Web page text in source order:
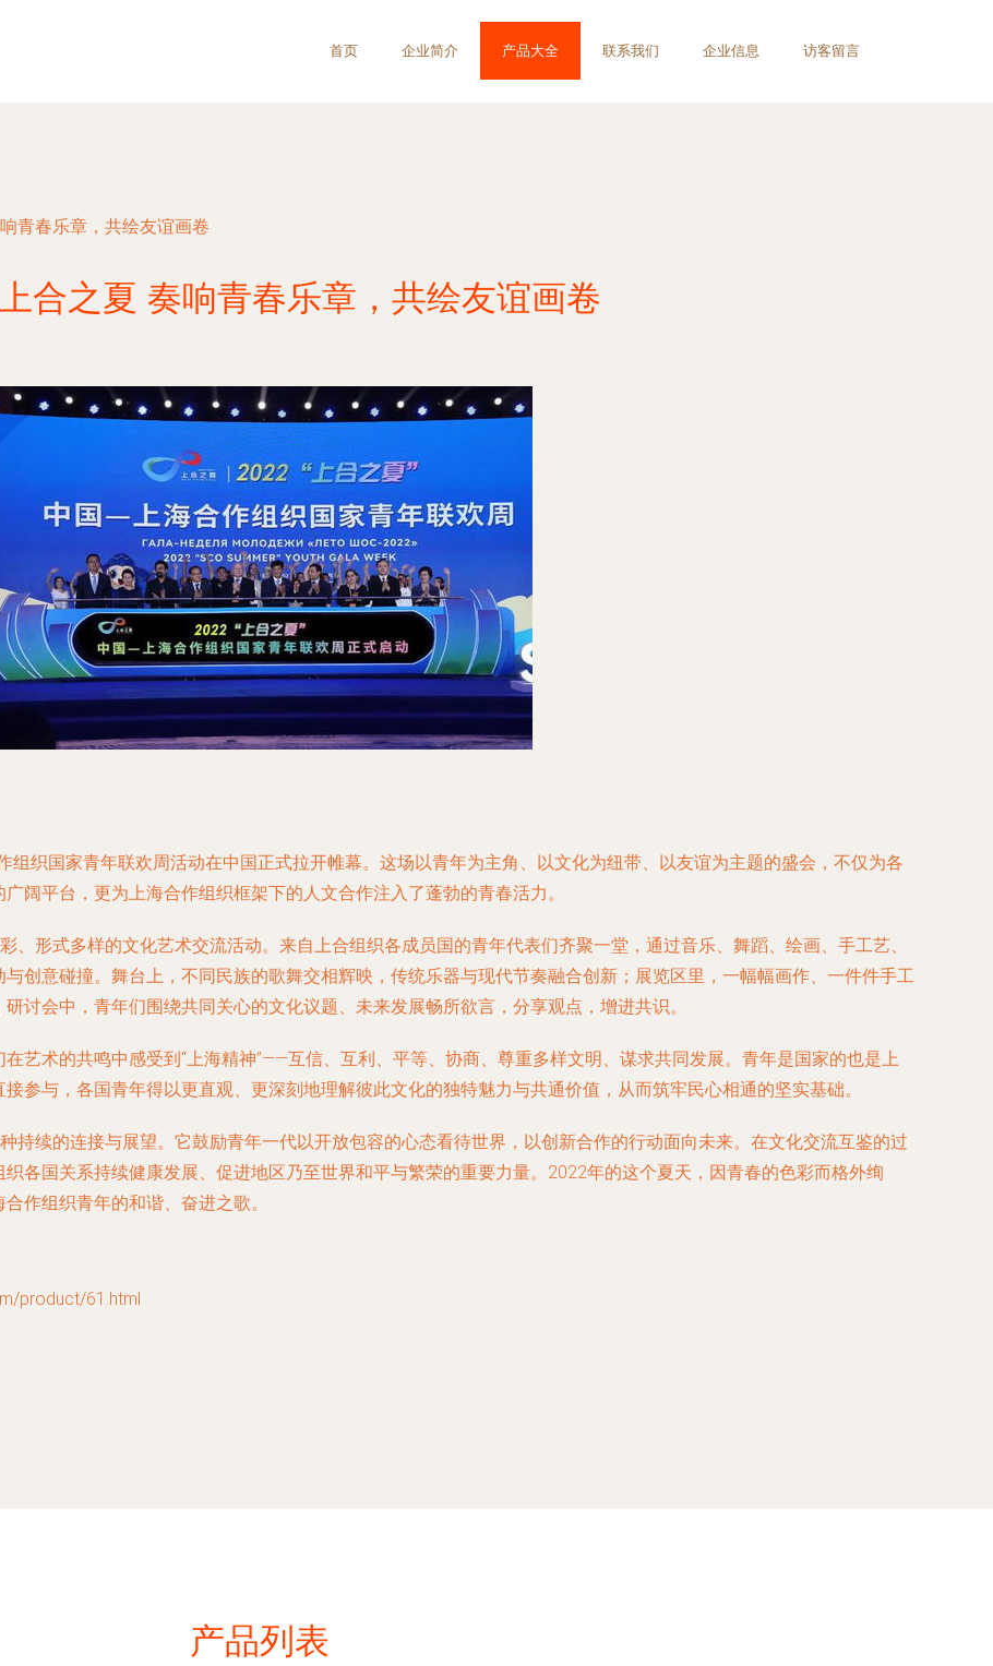
首页 企业简介 产品大全 联系我们 企业信息 访客留言
青春乐章，共绘友谊画卷
合之夏 奏响青春乐章，共绘友谊画卷
组织国家青年联欢周活动在中国正式拉开帷幕。这场以青年为主角、以文化为纽带、以友谊为主题的盛会，不仅为各
阔平台，更为上海合作组织框架下的人文合作注入了蓬勃的青春活力。
、形式多样的文化艺术交流活动。来自上合组织各成员国的青年代表们齐聚一堂，通过音乐、舞蹈、绘画、手工艺、
创意碰撞。舞台上，不同民族的歌舞交相辉映，传统乐器与现代节奏融合创新；展览区里，一幅幅画作、一件件手工
讨会中，青年们围绕共同关心的文化议题、未来发展畅所欲言，分享观点，增进共识。
艺术的共鸣中感受到“上海精神”——互信、互利、平等、协商、尊重多样文明、谋求共同发展。青年是国家的也是上
参与，各国青年得以更直观、更深刻地理解彼此文化的独特魅力与共通价值，从而筑牢民心相通的坚实基础。
持续的连接与展望。它鼓励青年一代以开放包容的心态看待世界，以创新合作的行动面向未来。在文化交流互鉴的过
各国关系持续健康发展、促进地区乃至世界和平与繁荣的重要力量。2022年的这个夏天，因青春的色彩而格外绚
作组织青年的和谐、奋进之歌。
product/61.html
产品列表